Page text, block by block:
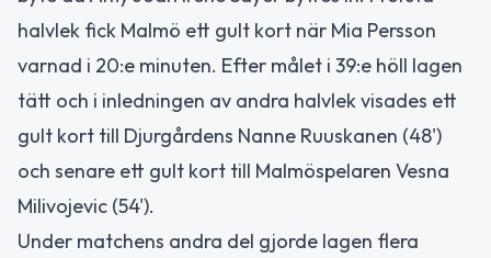
halvlek fick Malmö ett gult kort när Mia Persson
varnad i 20:e minuten. Efter målet i 39:e höll lagen
tätt och i inledningen av andra halvlek visades ett
gult kort till Djurgårdens Nanne Ruuskanen (48')
och senare ett gult kort till Malmöspelaren Vesna
Milivojevic (54').
Under matchens andra del gjorde lagen flera